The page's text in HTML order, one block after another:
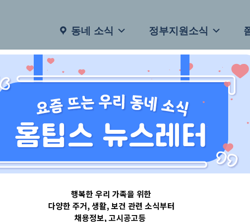
동네 소식 정부지원소식
행복한 우리 가족을 위한
다양한 주거, 생활, 보건 관련 소식부터
채용정보, 고시공고등